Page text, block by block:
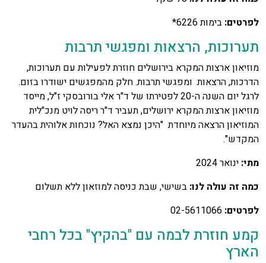
לפרטים: בימות 6226*
תערוכות, הרצאות ומפגשי תרבות
מוזיאון ארצות המקרא בירושלים חוזרת לפעילות עם תערוכות,
הדרכות, הרצאות ומפגשי תרבות. חלק מהמפגשים ישודרו בזום.
לרגל יום השנה ה-20 לפטירתו של ד"ר אלי בורובסקי ז"ל, מייסד
מוזיאון ארצות המקרא ירושלים, תעביר ד"ר ריסה לויט מנכ"לית
המוזיאון הרצאה מיוחדת "היכן נמצא האל? נוכחות אלוהית בהעדר
המקדש".
מתי: ינואר 2024
כמה זה עולה לנו: בשישי, שבת כניסה למוזאון ללא תשלום
לפרטים:
קמע חוזרת לבמה עם "בהקיץ" בכל רחבי
הארץ